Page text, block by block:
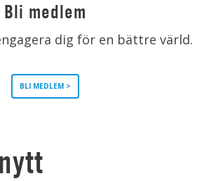
Bli medlem
dig för en bättre värld.
BLI MEDLEM >